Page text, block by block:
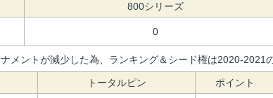
800シリーズ
0
ントが減少した為、ランキング＆シード権は2020-2021
トータルピン ポイント